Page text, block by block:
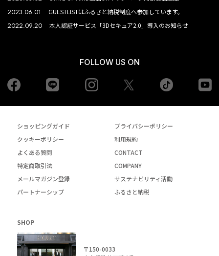
2023.06.01 GUESTLISTはふるさと納税制度へ参加しています。
2022.09.20 本人認証サービス「3Dセキュア2.0」導入のお知らせ
FOLLOW US ON
Facebook Instagram tiktok
ショッピングガイド
プライバシーポリシー
クッキーポリシー
利用規約
よくある質問
CONTACT
特定商取引法
COMPANY
メールマガジン登録
サステナビリティ活動
パートナーシップ
ふるさと納税
SHOP
〒150-0033